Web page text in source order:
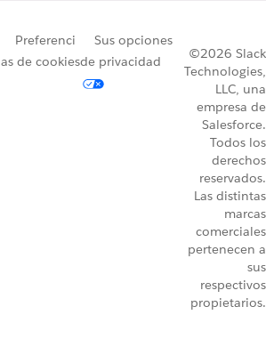
Preferenci
as de cookies
Sus opciones
de privacidad
©2026 Slack
Technologies,
LLC, una
empresa de
Salesforce.
Todos los
derechos
reservados.
Las distintas
marcas
comerciales
pertenecen a
sus
respectivos
propietarios.